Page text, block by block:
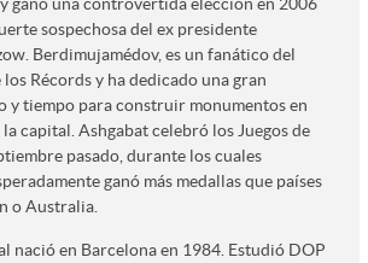
sospechosa del ex presidente
Berdimujamédov, es un fanático del
Récords y ha dedicado una gran
y tiempo para construir monumentos en
capital. Ashgabat celebró los Juegos de
pasado, durante los cuales
ganó más medallas que países
o Australia.
nació en Barcelona en 1984. Estudió DOP